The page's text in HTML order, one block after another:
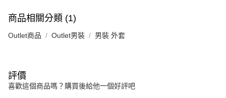
商品相關分類 (1)
Outlet商品 Outlet男裝 男裝 外套
評價
喜歡這個商品嗎？購買後給他一個好評吧